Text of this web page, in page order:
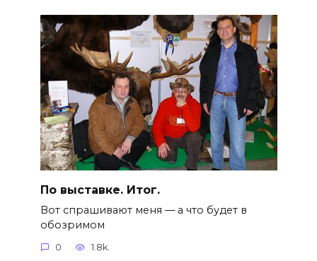
По выставке. Итог.
Вот спрашивают меня — а что будет в
обозримом
0 1.8k.